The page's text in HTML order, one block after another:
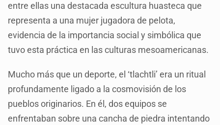
entre ellas una destacada escultura huasteca que
representa a una mujer jugadora de pelota,
evidencia de la importancia social y simbólica que
tuvo esta práctica en las culturas mesoamericanas.
Mucho más que un deporte, el ‘tlachtli’ era un ritual
profundamente ligado a la cosmovisión de los
pueblos originarios. En él, dos equipos se
enfrentaban sobre una cancha de piedra intentando